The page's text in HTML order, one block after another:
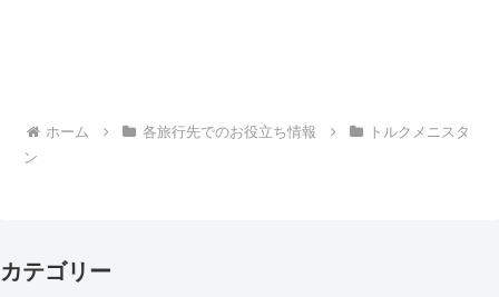
ホーム 各旅行先でのお役立ち情報
トルクメニスタ
ン
カテゴリー